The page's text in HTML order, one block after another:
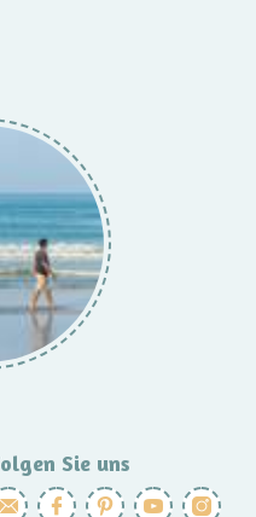
Sie uns